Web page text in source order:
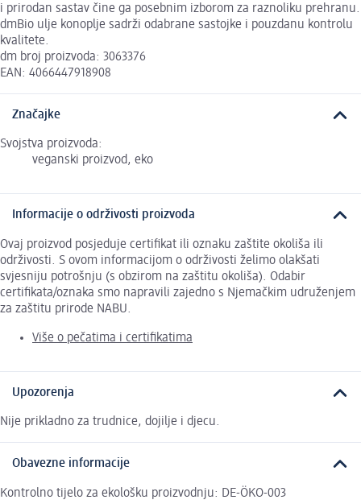
i prirodan sastav čine ga posebnim izborom za raznoliku prehranu.
dmBio ulje konoplje sadrži odabrane sastojke i pouzdanu kontrolu
kvalitete.
dm broj proizvoda: 3063376
EAN: 4066447918908
Značajke
Svojstva proizvoda:
veganski proizvod, eko
Informacije o održivosti proizvoda
Ovaj proizvod posjeduje certifikat ili oznaku zaštite okoliša ili
održivosti. S ovom informacijom o održivosti želimo olakšati
svjesniju potrošnju (s obzirom na zaštitu okoliša). Odabir
certifikata/oznaka smo napravili zajedno s Njemačkim udruženjem
za zaštitu prirode NABU.
Više o pečatima i certifikatima
Upozorenja
Nije prikladno za trudnice, dojilje i djecu.
Obavezne informacije
Kontrolno tijelo za ekološku proizvodnju: DE-ÖKO-003